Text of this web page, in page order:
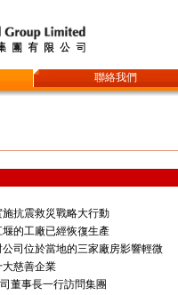
聯絡我們
抗震救災戰略大行動
的工廠已經恢復生產
司位於當地的三家廠房影響輕微
慈善企業
董事長一行訪問集團